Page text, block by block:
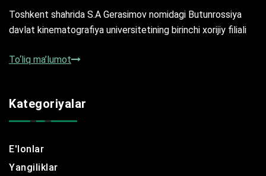
Toshkent shahrida S.A Gerasimov nomidagi Butunrossiya
davlat kinematografiya universitetining birinchi xorijiy filiali
To‘liq ma’lumot
Kategoriyalar
E'lonlar
Yangiliklar